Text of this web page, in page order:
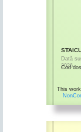
Dată
2026
Cod
This